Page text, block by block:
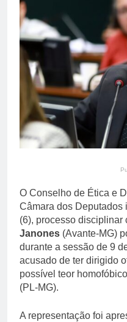
O Conselho de Ética e
Câmara dos Deputados
(6), processo disciplinar
Janones (Avante-MG)
durante a sessão de 9
acusado de ter dirigido
possível teor
(PL-MG).
A representação foi